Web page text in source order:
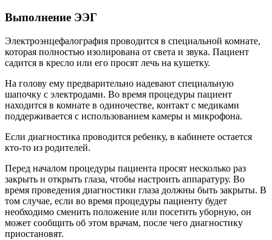
Выполнение ЭЭГ
Электроэнцефалография проводится в специальной комнате,
которая полностью изолирована от света и звука. Пациент
садится в кресло или его просят лечь на кушетку.
На голову ему предварительно надевают специальную
шапочку с электродами. Во время процедуры пациент
находится в комнате в одиночестве, контакт с медиками
поддерживается с использованием камеры и микрофона.
Если диагностика проводится ребенку, в кабинете остается
кто-то из родителей.
Перед началом процедуры пациента просят несколько раз
закрыть и открыть глаза, чтобы настроить аппаратуру. Во
время проведения диагностики глаза должны быть закрыты. В
том случае, если во время процедуры пациенту будет
необходимо сменить положение или посетить уборную, он
может сообщить об этом врачам, после чего диагностику
приостановят.